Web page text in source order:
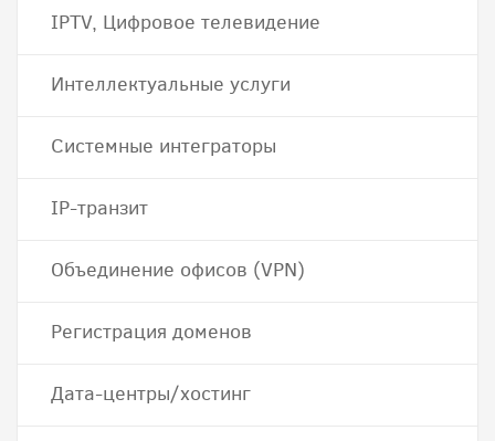
IPTV, Цифровое телевидение
Интеллектуальные услуги
Системные интеграторы
IP-транзит
Объединение офисов (VPN)
Регистрация доменов
Дата-центры/хостинг